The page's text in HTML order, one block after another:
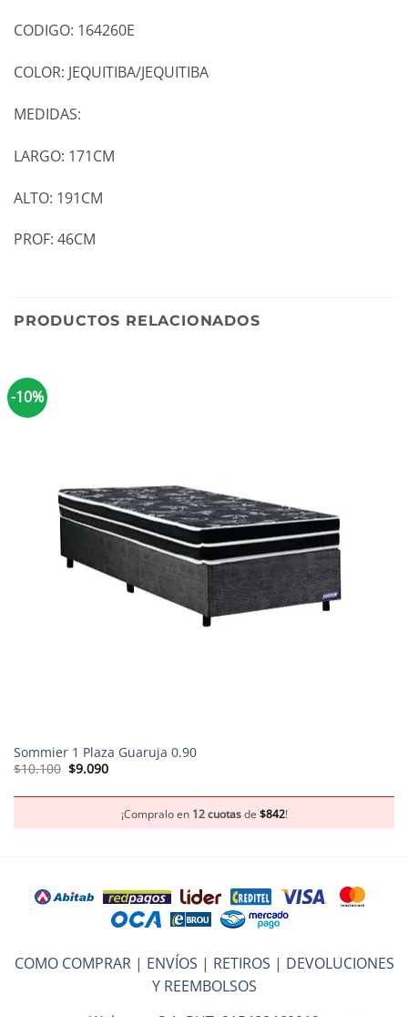
CODIGO: 164260E
COLOR: JEQUITIBA/JEQUITIBA
MEDIDAS:
LARGO: 171CM
ALTO: 191CM
PROF: 46CM
PRODUCTOS RELACIONADOS
-10%
Sommier 1 Plaza Guaruja 0.90
$10.100 El
precio
era:
$9.090El
precio
es:
$9.090.
¡Compralo en 12 cuotasde $842!
COMO COMPRAR| ENVÍOS | RETIROS | DEVOLUCIONES
Y REEMBOLSOS